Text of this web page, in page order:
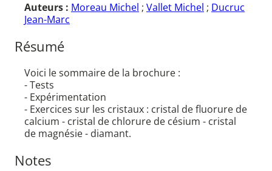
Auteurs : Moreau Michel ; Vallet Michel ; Ducruc
Jean-Marc
Résumé
Voici le sommaire de la brochure :
- Tests
- Expérimentation
- Exercices sur les cristaux : cristal de fluorure de
calcium - cristal de chlorure de césium - cristal
de magnésie - diamant.
Notes